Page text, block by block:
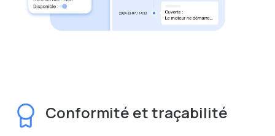
Conformité et traçabilité